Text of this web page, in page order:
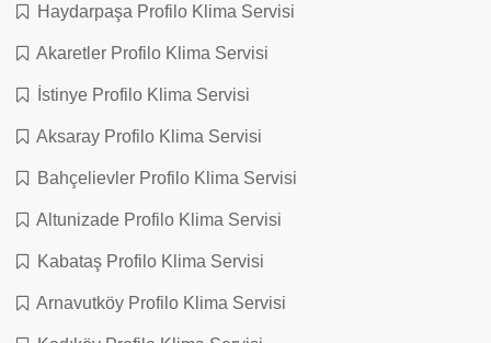
Haydarpaşa Profilo Klima Servisi
Akaretler Profilo Klima Servisi
İstinye Profilo Klima Servisi
Aksaray Profilo Klima Servisi
Bahçelievler Profilo Klima Servisi
Altunizade Profilo Klima Servisi
Kabataş Profilo Klima Servisi
Arnavutköy Profilo Klima Servisi